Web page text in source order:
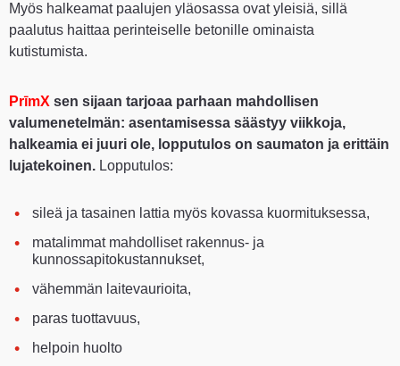
Myös halkeamat paalujen yläosassa ovat yleisiä, sillä
paalutus haittaa perinteiselle betonille ominaista
kutistumista.
PrīmX sen sijaan tarjoaa parhaan mahdollisen
valumenetelmän: asentamisessa säästyy viikkoja,
halkeamia ei juuri ole, lopputulos on saumaton ja erittäin
lujatekoinen. Lopputulos:
sileä ja tasainen lattia myös kovassa kuormituksessa,
matalimmat mahdolliset rakennus- ja
kunnossapitokustannukset,
vähemmän laitevaurioita,
paras tuottavuus,
helpoin huolto